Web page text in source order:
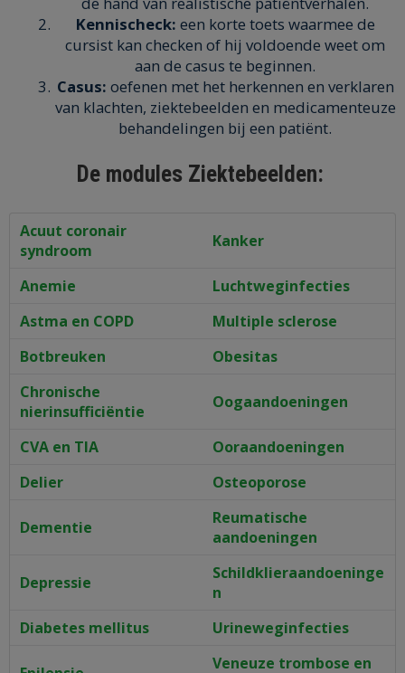
Kennischeck: een korte toets waarmee de
cursist kan checken of hij voldoende weet om
aan de casus te beginnen.
Casus: oefenen met het herkennen en verklaren
van klachten, ziektebeelden en medicamenteuze
behandelingen bij een patiënt.
De modules Ziektebeelden:
Acuut coronair
syndroom
Kanker
Anemie
Luchtweginfecties
Astma en COPD
Multiple sclerose
Botbreuken
Obesitas
Chronische
nierinsufficiëntie
Oogaandoeningen
CVA en TIA
Ooraandoeningen
Delier
Osteoporose
Dementie
Reumatische
aandoeningen
Depressie
Schildklieraandoeninge
n
Diabetes mellitus
Urineweginfecties
Veneuze trombose en